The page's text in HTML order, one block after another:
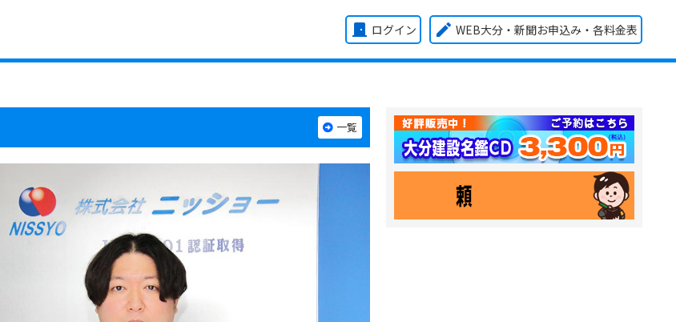
door_front ログイン edit WEB大分・新聞お申込み ・各料金表
一覧